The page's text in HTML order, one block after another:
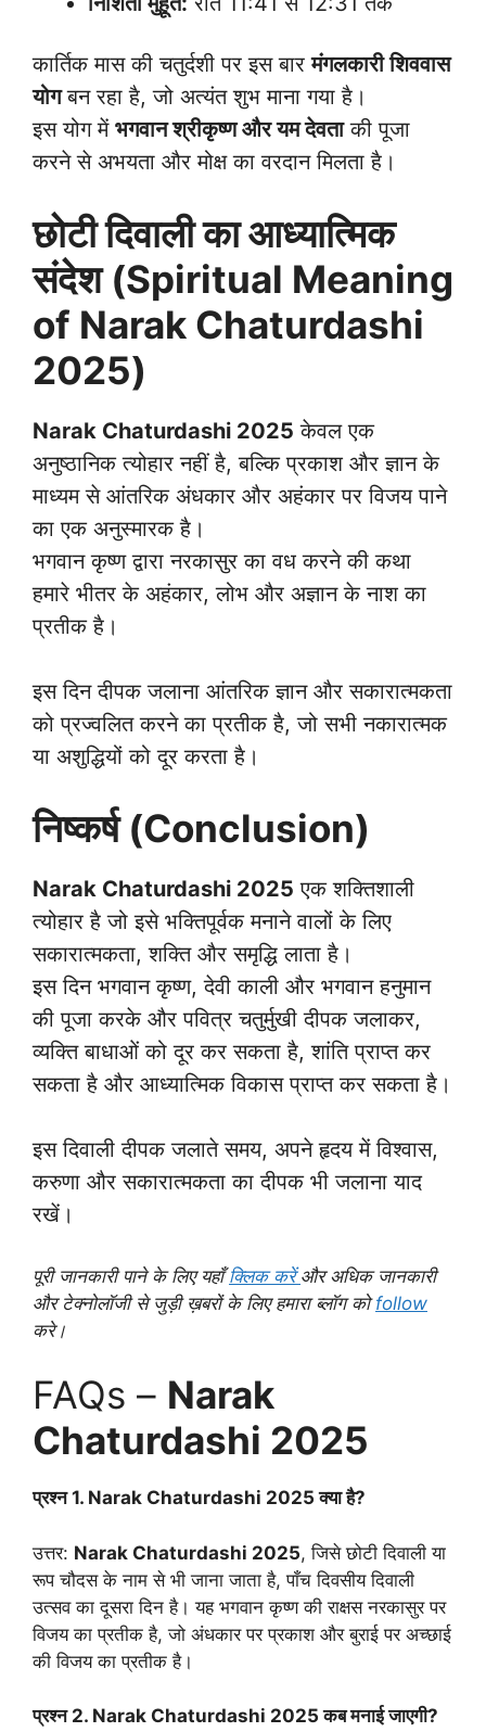
कार्तिक मास की चतुर्दशी पर इस बारमंगलकारी शिववास
योगबन रहा है, जो अत्यंत शुभ माना गया है।
इस योग में भगवान श्रीकृष्ण और यम देवताकी पूजा
करने से अभयता और मोक्ष का वरदान मिलता है।
छोटी दिवाली का आध्यात्मिक
संदेश (Spiritual Meaning
of Narak Chaturdashi
2025)
Narak Chaturdashi 2025 केवल एक
अनुष्ठानिक त्योहार नहीं है, बल्कि प्रकाश और ज्ञान के
माध्यम से आंतरिक अंधकार और अहंकार पर विजय पाने
का एक अनुस्मारक है।
भगवान कृष्ण द्वारा नरकासुर का वध करने की कथा
हमारे भीतर के अहंकार, लोभ और अज्ञान के नाश का
प्रतीक है।
इस दिन दीपक जलाना आंतरिक ज्ञान और सकारात्मकता
को प्रज्वलित करने का प्रतीक है, जो सभी नकारात्मक
या अशुद्धियों को दूर करता है।
निष्कर्ष (Conclusion)
Narak Chaturdashi 2025 एक शक्तिशाली
त्योहार है जो इसे भक्तिपूर्वक मनाने वालों के लिए
सकारात्मकता, शक्ति और समृद्धि लाता है।
इस दिन भगवान कृष्ण, देवी काली और भगवान हनुमान
की पूजा करके और पवित्र चतुर्मुखी दीपक जलाकर,
व्यक्ति बाधाओं को दूर कर सकता है, शांति प्राप्त कर
सकता है और आध्यात्मिक विकास प्राप्त कर सकता है।
इस दिवाली दीपक जलाते समय, अपने हृदय में विश्वास,
करुणा और सकारात्मकता का दीपक भी जलाना याद
रखें।
पूरी जानकारी पाने के लिए यहाँक्लिक करें और अधिक जानकारी
और टेक्नोलॉजी से जुड़ी ख़बरों के लिए हमारा ब्लॉग कोfollow
करे।
FAQs – Narak
Chaturdashi 2025
प्रश्न 1. Narak Chaturdashi 2025 क्या है?
उत्तर: Narak Chaturdashi 2025, जिसे छोटी दिवाली या
रूप चौदस के नाम से भी जाना जाता है, पाँच दिवसीय दिवाली
उत्सव का दूसरा दिन है। यह भगवान कृष्ण की राक्षस नरकासुर पर
विजय का प्रतीक है, जो अंधकार पर प्रकाश और बुराई पर अच्छाई
की विजय का प्रतीक है।
प्रश्न 2. Narak Chaturdashi 2025 कब मनाई जाएगी?